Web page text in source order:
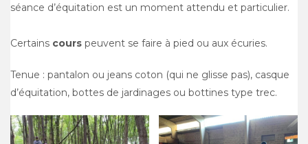
séance d’équitation est un moment attendu et particulier.
Certains cours peuvent se faire à pied ou aux écuries.
Tenue : pantalon ou jeans coton (qui ne glisse pas), casque
d’équitation, bottes de jardinages ou bottines type trec.